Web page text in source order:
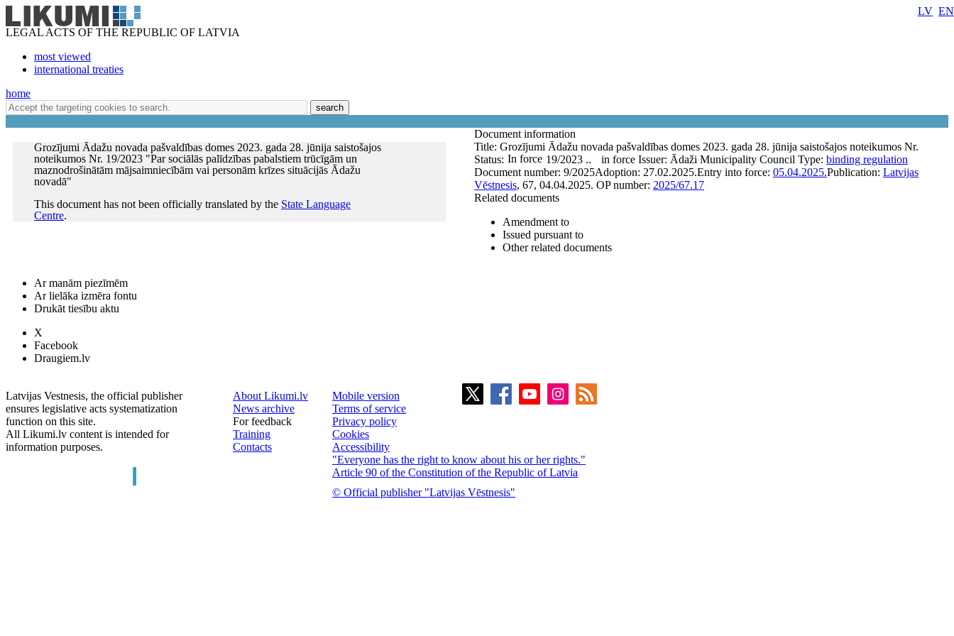
LEGAL ACTS OF THE REPUBLIC OF LATVIA
most viewed
international treaties
LV EN
home
search
Grozījumi Ādažu novada pašvaldības domes 2023. gada 28. jūnija saistošajos
noteikumos Nr. 19/2023 "Par sociālās palīdzības pabalstiem trūcīgām un
maznodrošinātām mājsaimniecībām vai personām krīzes situācijās Ādažu
novadā"
This document has not been officially translated by the State Language
Centre.
Document information
Title: Grozījumi Ādažu novada pašvaldības domes 2023. gada 28. jūnija saistošajos noteikumos Nr.
19/2023 ..
Status: In force in force Issuer: Ādaži Municipality Council Type: binding regulation
Document number: 9/2025Adoption: 27.02.2025.Entry into force: 05.04.2025.Publication: Latvijas
Vēstnesis, 67, 04.04.2025. OP number: 2025/67.17
Related documents
Amendment to
Issued pursuant to
Other related documents
Ar manām piezīmēm
Ar lielāka izmēra fontu
Drukāt tiesību aktu
X
Facebook
Draugiem.lv
Latvijas Vestnesis, the official publisher
ensures legislative acts systematization
function on this site.
All Likumi.lv content is intended for
information purposes.
About Likumi.lv
News archive
For feedback
Training
Contacts
Mobile version
Terms of service
Privacy policy
Cookies
Accessibility
"Everyone has the right to know about his or her rights."
Article 90 of the Constitution of the Republic of Latvia
© Official publisher "Latvijas Vēstnesis"